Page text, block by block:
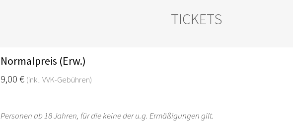
TICKETS
Normalpreis (Erw.)
9,00 € (inkl. VVK-Gebühren)
Personen ab 18 Jahren, für die keine der u.g. Ermäßigungen gilt.